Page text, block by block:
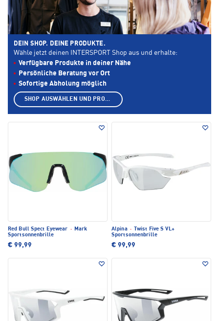
Red Bull Spect Eyewear · Mark
Sportsonnenbrille
€ 99,99
Alpina ·
Twist Five S VL+
Sportsonnenbrille
€ 99,99
DEIN SHOP. DEINE PRODUKTE.
Wähle jetzt deinen INTERSPORT Shop aus und erhalte:
Verfügbare Produkte in deiner Nähe
Persönliche Beratung vor Ort
Sofortige Abholung möglich
SHOP AUSWÄHLEN UND PRODUKTE ANZEIGEN